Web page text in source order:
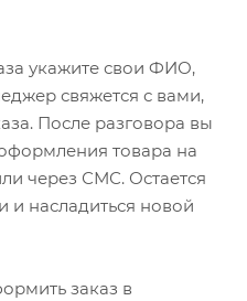
укажите свои ФИО,
свяжется с вами,
После разговора вы
товара на
через СМС. Остается
и насладиться новой
заказ в